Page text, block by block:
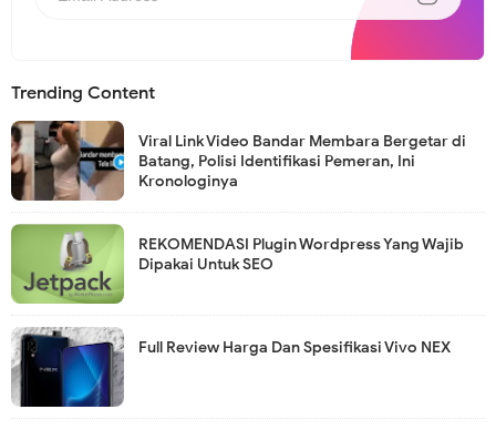
Trending Content
Viral Link Video Bandar Membara Bergetar di
Batang, Polisi Identifikasi Pemeran, Ini
Kronologinya
REKOMENDASI Plugin Wordpress Yang Wajib
Dipakai Untuk SEO
Full Review Harga Dan Spesifikasi Vivo NEX